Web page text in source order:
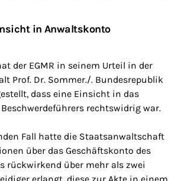
in Anwaltskonto
der EGMR in seinem Urteil in der
Prof. Dr. Sommer./. Bundesrepublik
dass eine Einsicht in das
rechtswidrig war.
Fall hatte die Staatsanwaltschaft
über das Geschäftskonto des
rückwirkend über mehr als zwei